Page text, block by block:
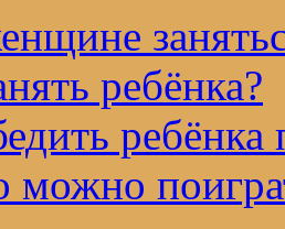
ребёнка?
ребёнка
можно